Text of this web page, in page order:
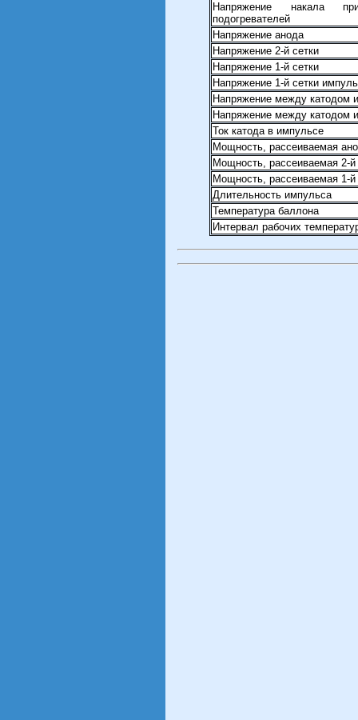
Напряжение накала
подогревателей
Напряжение анода
Напряжение 2-й сетки
Напряжение 1-й сетки
Напряжение 1-й сетки
Напряжение между катодом
Напряжение между катодом
Ток катода в импульсе
Мощность, рассеиваемая
Мощность, рассеиваемая 2-й
Мощность, рассеиваемая 1-й
Длительность импульса
Температура баллона
Интервал рабочих